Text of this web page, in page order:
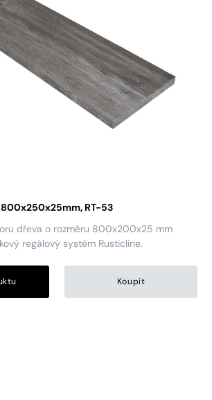
RT-53
dřeva o rozměru 800x200x25 mm
regálový systém Rusticline.
Koupit